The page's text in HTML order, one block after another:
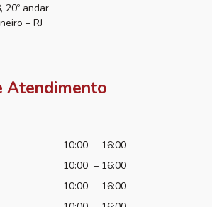
20º andar
– RJ
Atendimento
10:00 – 16:00
10:00 – 16:00
10:00 – 16:00